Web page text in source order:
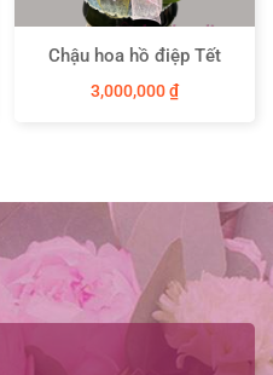
Chậu hoa hồ điệp Tết
3,000,000₫